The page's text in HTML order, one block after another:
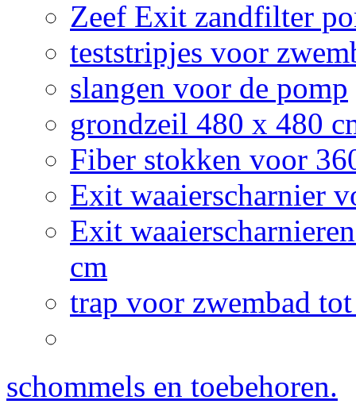
Zeef Exit zandfilter
teststripjes voor
slangen voor de pomp
grondzeil 480 x 480
Fiber stokken voor
Exit waaierscharnier
Exit
cm
trap voor zwembad
schommels en toebehoren.